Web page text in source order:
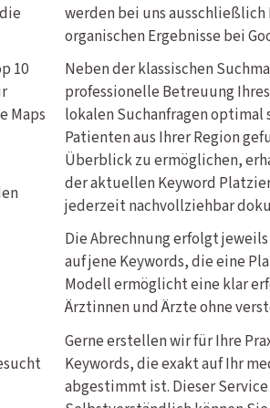
10
Maps
werden bei uns
organischen Ergebnisse bei
Neben der klassischen
professionelle Betreuung
lokalen Suchanfragen
Patienten aus Ihrer Region
Überblick zu ermöglichen,
der aktuellen Keyword
jederzeit nachvollziehbar
Die Abrechnung erfolgt
auf jene Keywords, die eine
Modell ermöglicht eine klar
Ärztinnen und Ärzte ohne
Gerne erstellen wir für Ihre
Keywords, die exakt auf Ihr
abgestimmt ist. Dieser